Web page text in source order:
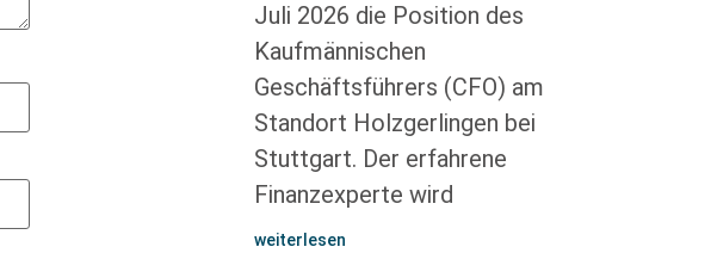
Juli 2026 die Position des
Kaufmännischen
Geschäftsführers (CFO) am
Standort Holzgerlingen bei
Stuttgart. Der erfahrene
Finanzexperte wird
weiterlesen